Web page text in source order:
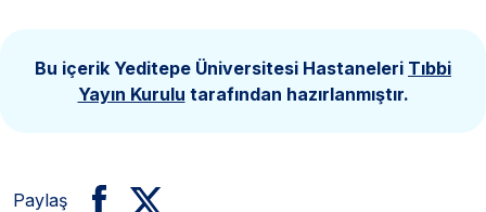
Bu içerik Yeditepe Üniversitesi Hastaneleri Tıbbi
Yayın Kurulu tarafından hazırlanmıştır.
Paylaş